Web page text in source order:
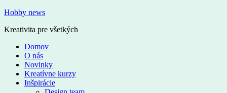
Hobby news
Kreativita pre všetkých
Domov
O nás
Novinky
Kreatívne kurzy
Inšpirácie